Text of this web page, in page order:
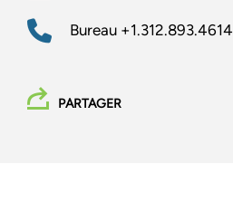
Bureau +1.312.893.4614
PARTAGER